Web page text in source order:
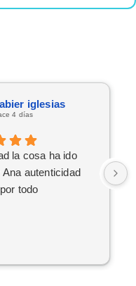
iglesias
4 días
la cosa ha ido
Ana autenticidad
todo